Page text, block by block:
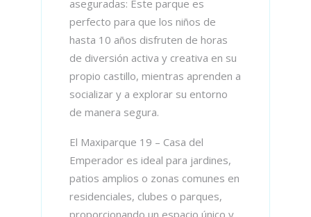
aseguradas: Este parque es
perfecto para que los niños de
hasta 10 años disfruten de horas
de diversión activa y creativa en su
propio castillo, mientras aprenden a
socializar y a explorar su entorno
de manera segura.
El Maxiparque 19 – Casa del
Emperador es ideal para jardines,
patios amplios o zonas comunes en
residenciales, clubes o parques,
proporcionando un espacio único y